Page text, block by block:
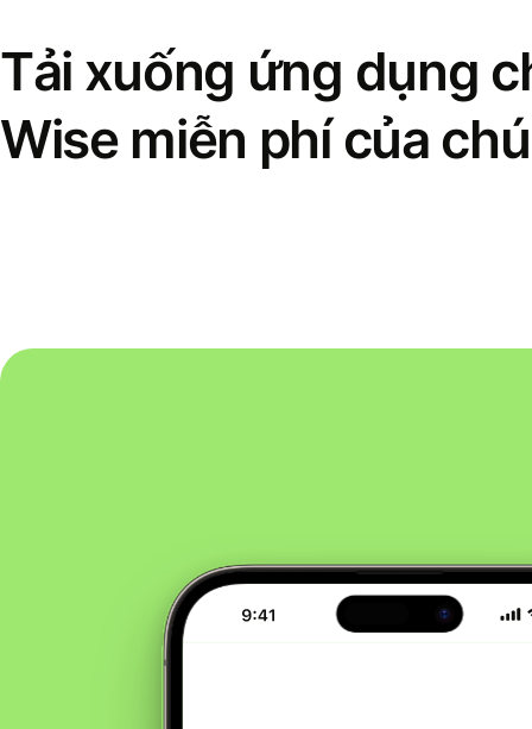
Tải xuống ứng dụng
Wise miễn phí của